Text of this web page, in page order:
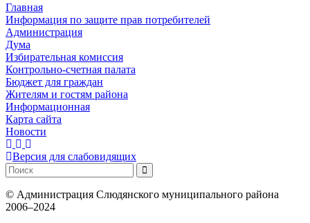
Главная
Информация по защите прав потребителей
Администрация
Дума
Избирательная комиссия
Контрольно-счетная палата
Бюджет для граждан
Жителям и гостям района
Информационная
Карта сайта
Новости
Версия для слабовидящих
© Администрация Слюдянского муниципального района
2006–2024